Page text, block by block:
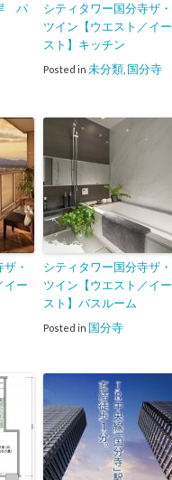
パ
シティタワー国分寺ザ・
ツイン【ウエスト／イー
スト】キッチン
Posted in 未分類 国分寺
・
イー
シティタワー国分寺ザ・
ツイン【ウエスト／イー
スト】バスルーム
Posted in 国分寺